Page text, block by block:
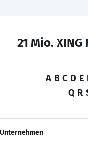
21 Mio.
A B C D E
Q R
Unternehmen